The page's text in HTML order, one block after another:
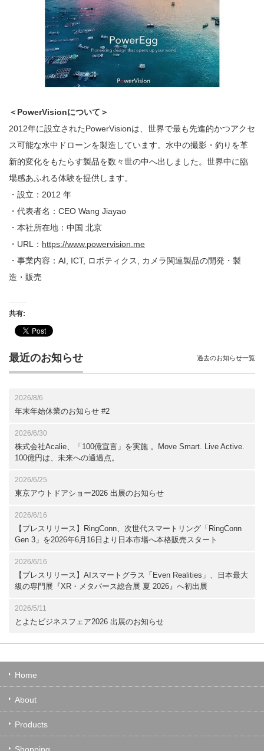
＜PowerVisionについて＞
2012年に設立されたPowerVisionは、世界で最も先進的かつアクセ
ス可能な水中ドローンを製造しています。水中の撮影・釣りを革
新的変化をもたらす製品を数々世の中へ出しました。世界中に臨
場感あふれる体験を提供します。
・設立：2012 年
・代表者名：CEO Wang Jiayao
・本社所在地：中国 北京
・URL： https://www.powervision.me
・事業内容：AI, ICT, ロボティクス, カメラ関連製品の開発・製
造・販売
共有:
最近のお知らせ
2026/8/6
年末年始休業のお知らせ #2
2026/6/30
株式会社Acalie、「100億宣言」を実施 。Move Smart. Live Active.
100億円は、未来への通過点。
2026/6/25
東京アウトドアショー2026 出展のお知らせ
2026/6/16
【プレスリリース】RingConn、次世代スマートリング「RingConn
Gen 3」を2026年6月16日より日本市場へ本格販売スタート
2026/6/16
【プレスリリース】AIスマートグラス「Even Realities」、日本最大
級の専門展『XR・メタバース総合展 夏 2026』へ初出展
2026/5/11
とよたビジネスフェア2026 出展のお知らせ
過去のお知らせ一覧
Home
About
Products